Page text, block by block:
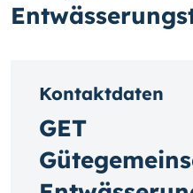
Kontaktdaten
GET